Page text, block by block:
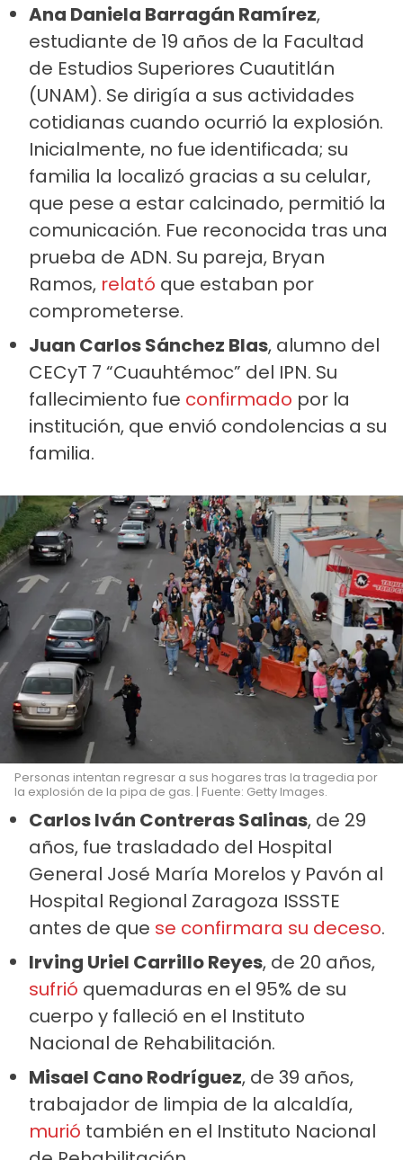
Ana Daniela Barragán Ramírez,
estudiante de 19 años de la Facultad
de Estudios Superiores Cuautitlán
(UNAM). Se dirigía a sus actividades
cotidianas cuando ocurrió la explosión.
Inicialmente, no fue identificada; su
familia la localizó gracias a su celular,
que pese a estar calcinado, permitió la
comunicación. Fue reconocida tras una
prueba de ADN. Su pareja, Bryan
Ramos, relató que estaban por
comprometerse.
Juan Carlos Sánchez Blas, alumno del
CECyT 7 “Cuauhtémoc” del IPN. Su
fallecimiento fue confirmado por la
institución, que envió condolencias a su
familia.
Personas intentan regresar a sus hogares tras la tragedia por
la explosión de la pipa de gas. | Fuente: Getty Images.
Carlos Iván Contreras Salinas, de 29
años, fue trasladado del Hospital
General José María Morelos y Pavón al
Hospital Regional Zaragoza ISSSTE
antes de que se confirmara su deceso.
Irving Uriel Carrillo Reyes, de 20 años,
sufrió quemaduras en el 95% de su
cuerpo y falleció en el Instituto
Nacional de Rehabilitación.
Misael Cano Rodríguez, de 39 años,
trabajador de limpia de la alcaldía,
murió también en el Instituto Nacional